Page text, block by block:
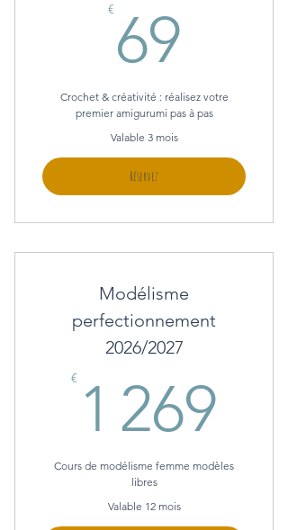
€ 69
Crochet & créativité : réalisez votre
premier amigurumi pas à pas
Valable 3 mois
Réservez
Modélisme
perfectionnement
2026/2027
€ 1 269
Cours de modélisme femme modèles
libres
Valable 12 mois